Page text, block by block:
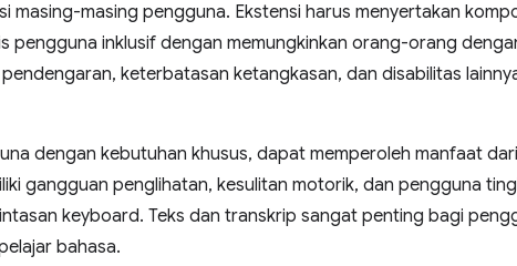
masing-masing pengguna. Ekstensi harus menyertakan
pengguna inklusif dengan memungkinkan orang-orang
keterbatasan ketangkasan, dan disabilitas
dengan kebutuhan khusus, dapat memperoleh manfaat
gangguan penglihatan, kesulitan motorik, dan pengguna
keyboard. Teks dan transkrip sangat penting bagi
bahasa.